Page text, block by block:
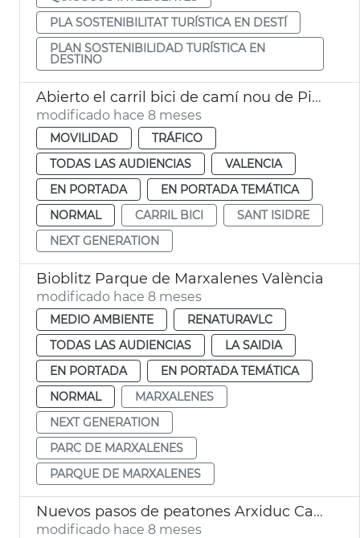
PLA SOSTENIBILITAT TURÍSTICA EN DESTÍ
PLAN SOSTENIBILIDAD TURÍSTICA EN
DESTINO
Abierto el carril bici de camí nou de Picanya-Arxiduc Carles
modificado hace 8 meses
MOVILIDAD
TRÁFICO
TODAS LAS AUDIENCIAS
VALENCIA
EN PORTADA
EN PORTADA TEMÁTICA
NORMAL
CARRIL BICI
SANT ISIDRE
NEXT GENERATION
Bioblitz Parque de Marxalenes València
modificado hace 8 meses
MEDIO AMBIENTE
RENATURAVLC
TODAS LAS AUDIENCIAS
LA SAIDIA
EN PORTADA
EN PORTADA TEMÁTICA
NORMAL
MARXALENES
NEXT GENERATION
PARC DE MARXALENES
PARQUE DE MARXALENES
Nuevos pasos de peatones Arxiduc Carles
modificado hace 8 meses